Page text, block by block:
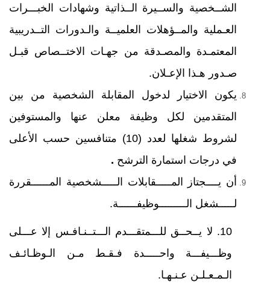
الشــخصية والســيرة الــذاتية وشهادات الخبـــرات
العـملية والمــؤهلات العلميــة والـدورات التــدريبية
المعتمـدة والمصـدقة من جهـات الاختــصاص قبـل
صـدور هـذا الإعـلان.
يكون الاختيار لدخول المقابلة الشخصية من بين
المتقدمين لكل وظيفة معلن عنها والمستوفين
لشروط شغلها لعدد (10) متنافسين حسب الأعلى
في درجات استمارة الترشح .
أن يــــجتاز المـــــقابلات الـــــشخصية المــــــقررة
لـــــشغل الـــــــــوظيفــــــة.
10. لا يــحــق للـــمتقـــدم الـــتــنـافـس إلا عـــلى
وظـــيفـــة واحـــــدة فـقـط مـن الـوظـائـف
الـمـعـلـن عـنـهـا.